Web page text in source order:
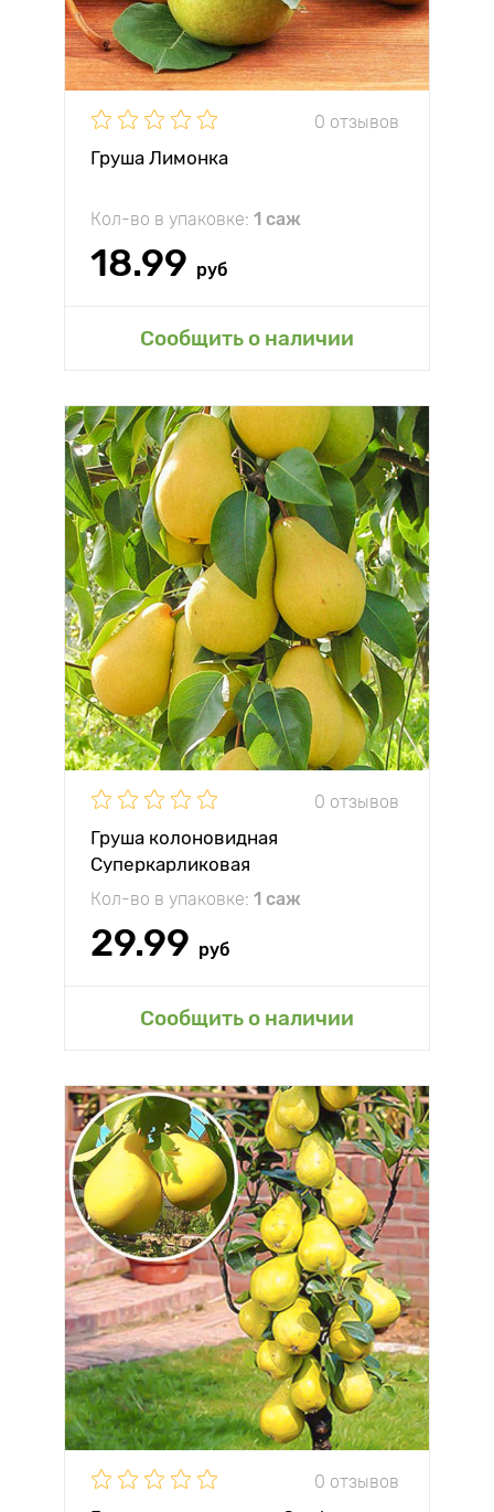
0 отзывов
Груша Лимонка
Кол-во в упаковке: 1 саж
18.99 руб
Сообщить о наличии
0 отзывов
Груша колоновидная
Суперкарликовая
Кол-во в упаковке: 1 саж
29.99 руб
Сообщить о наличии
0 отзывов